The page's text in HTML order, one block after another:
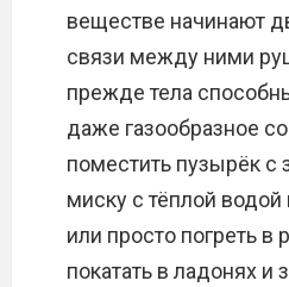
веществе начинают
связи между ними
прежде тела
даже газообразное
поместить пузырёк с
миску с тёплой
или просто погреть в
покатать в ладонях и